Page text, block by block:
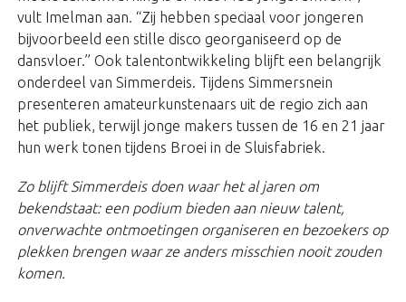
vult Imelman aan. “Zij hebben speciaal voor jongeren
bijvoorbeeld een stille disco georganiseerd op de
dansvloer.” Ook talentontwikkeling blijft een belangrijk
onderdeel van Simmerdeis. Tijdens Simmersnein
presenteren amateurkunstenaars uit de regio zich aan
het publiek, terwijl jonge makers tussen de 16 en 21 jaar
hun werk tonen tijdens Broei in de Sluisfabriek.
Zo blijft Simmerdeis doen waar het al jaren om
bekendstaat: een podium bieden aan nieuw talent,
onverwachte ontmoetingen organiseren en bezoekers op
plekken brengen waar ze anders misschien nooit zouden
komen.